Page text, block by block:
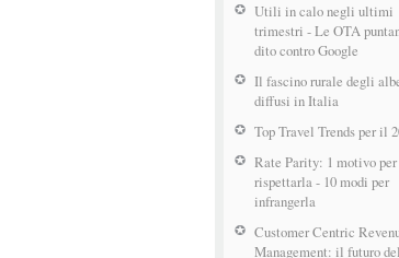
Utili in calo negli ultimi
trimestri - Le OTA
dito contro Google
Il fascino rurale degli
diffusi in Italia
Top Travel Trends per il
Rate Parity: 1 motivo per
rispettarla - 10 modi per
infrangerla
Customer Centric
Management: il futuro del